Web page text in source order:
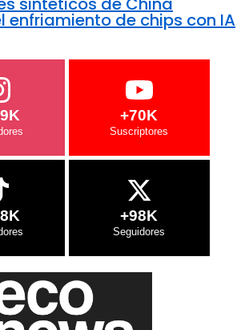
enfriamiento de chips con IA
+70K
+98K